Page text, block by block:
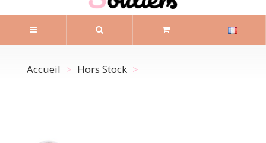
Accueil Hors Stock